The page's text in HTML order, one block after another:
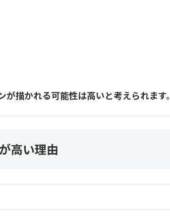
描かれる可能性は高いと考えられます。
高い理由